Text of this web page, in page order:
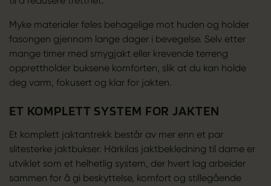
Myke materialer føles behagelige mot huden og holder
fasongen gjennom lange dager i bevegelse. Selv etter
mange timer med smygjakt eller krevende terreng
opprettholder buksene komforten, slik at du kan holde
deg varm, fokusert og klar for jakten.
ET KOMPLETT SYSTEM FOR JAKTEN
Et komplett jaktantrekk består av mer enn et par
slitesterke jaktbukser. Härkilas jaktbekledning til dame er
utviklet som et helhetlig system, der hvert lag arbeider
sammen for å gi beskyttelse, komfort og stillegående